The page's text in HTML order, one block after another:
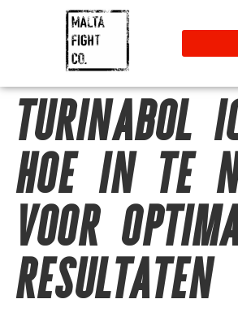
TURINABOL
HOE IN TE
VOOR
RESULTATEN